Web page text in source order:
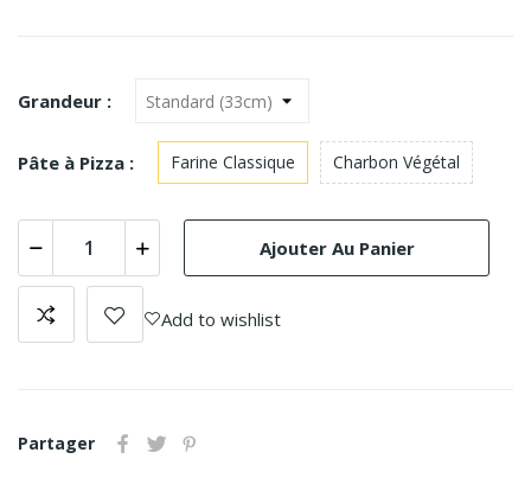
Grandeur :
Pâte à Pizza : Farine Classique Charbon Végétal
Ajouter Au Panier
Add to wishlist
Partager